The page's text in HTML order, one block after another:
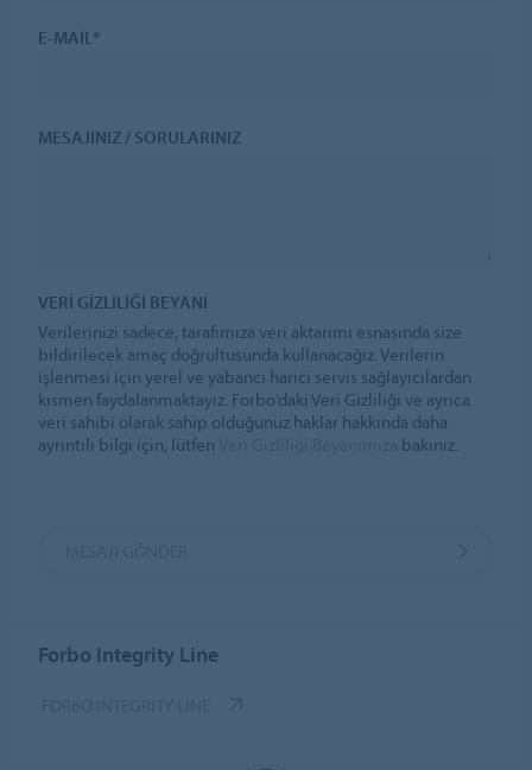
E-MAIL*
MESAJINIZ / SORULARINIZ
VERI GIZLILIĞI BEYANI
Verilerinizi sadece, tarafımıza veri aktarımı esnasında size
bildirilecek amaç doğrultusunda kullanacağız. Verilerin
işlenmesi için yerel ve yabancı harici servis sağlayıcılardan
kısmen faydalanmaktayız. Forbo’daki Veri Gizliliği ve ayrıca
veri sahibi olarak sahip olduğunuz haklar hakkında daha
ayrıntılı bilgi için, lütfen
bakınız.
Forbo Integrity Line